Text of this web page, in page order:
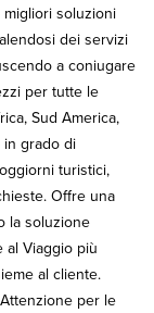
soluzioni
dei servizi
a coniugare
per tutte le
Sud America,
in grado di
turistici,
Offre una
la soluzione
al Viaggio più
al cliente.
per le